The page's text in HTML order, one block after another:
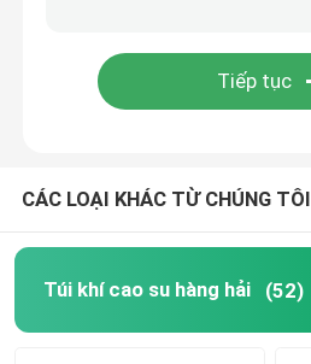
Tàu phóng túi khí
Túi khí thuyền
Túi nổi
CÁC LOẠI KHÁC TỪ CHÚNG TÔI
Túi khí cao su hàng hải (52)